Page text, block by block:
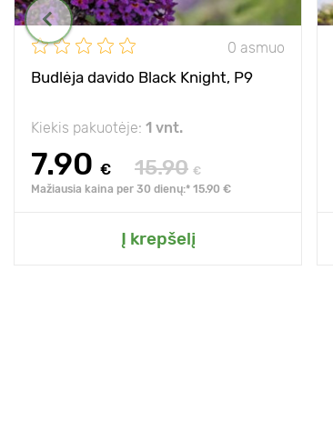
0 asmuo
Budlėja davido Black Knight, P9
Kiekis pakuotėje: 1 vnt.
7.90 € 15.90 €
Mažiausia kaina per 30 dienų:* 15.90 €
Į krepšelį